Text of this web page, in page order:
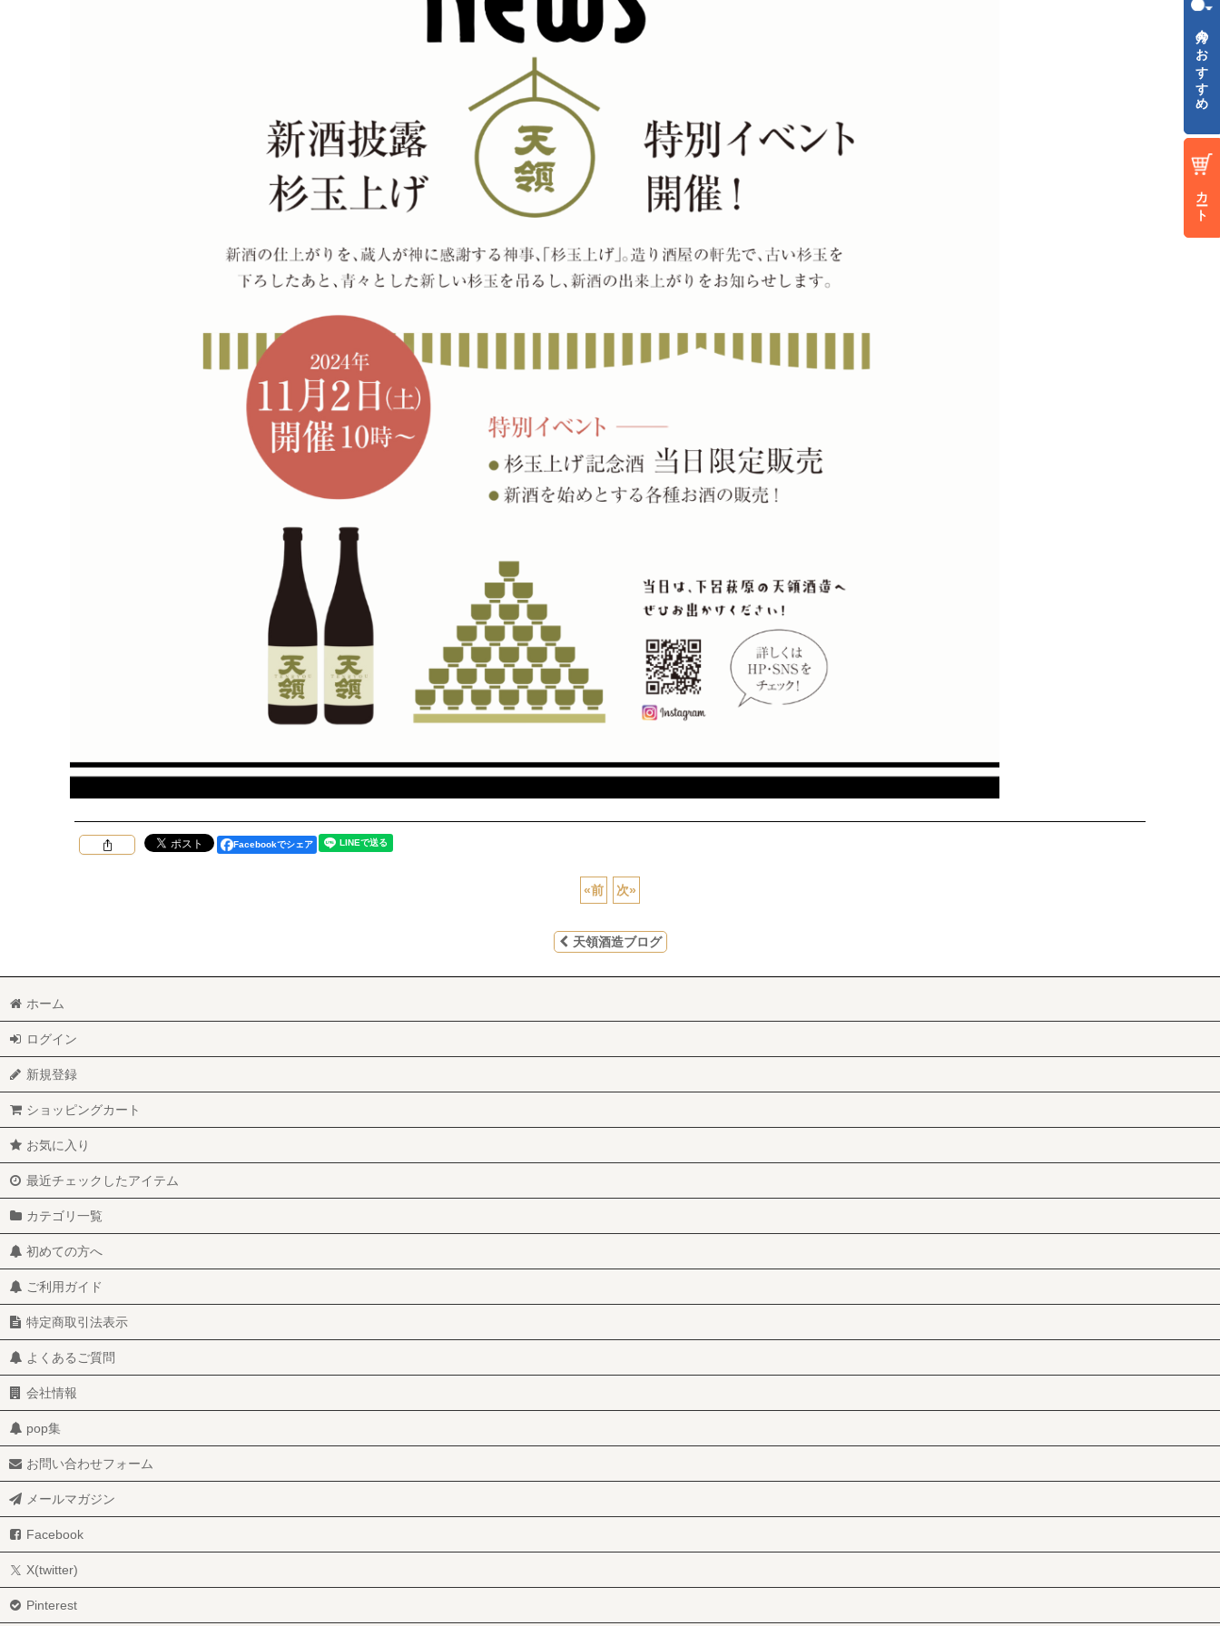
Facebookでシェア
«前 次»
天領酒造ブログ
今月のおすすめ
カート
ホーム
ログイン
新規登録
ショッピングカート
お気に入り
最近チェックしたアイテム
カテゴリ一覧
初めての方へ
ご利用ガイド
特定商取引法表示
よくあるご質問
会社情報
pop集
お問い合わせフォーム
メールマガジン
Facebook
X(twitter)
Pinterest